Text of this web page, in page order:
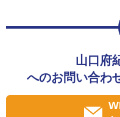
山口府
へのお問い合わ